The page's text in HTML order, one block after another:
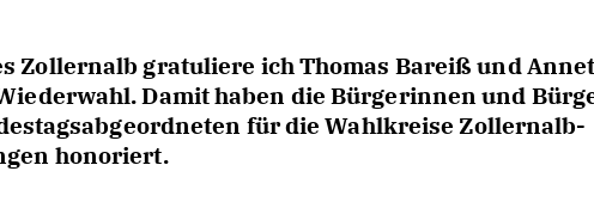
Zollernalb gratuliere ich Thomas Bareiß und
Damit haben die Bürgerinnen und
für die Wahlkreise Zollernalb-
honoriert.